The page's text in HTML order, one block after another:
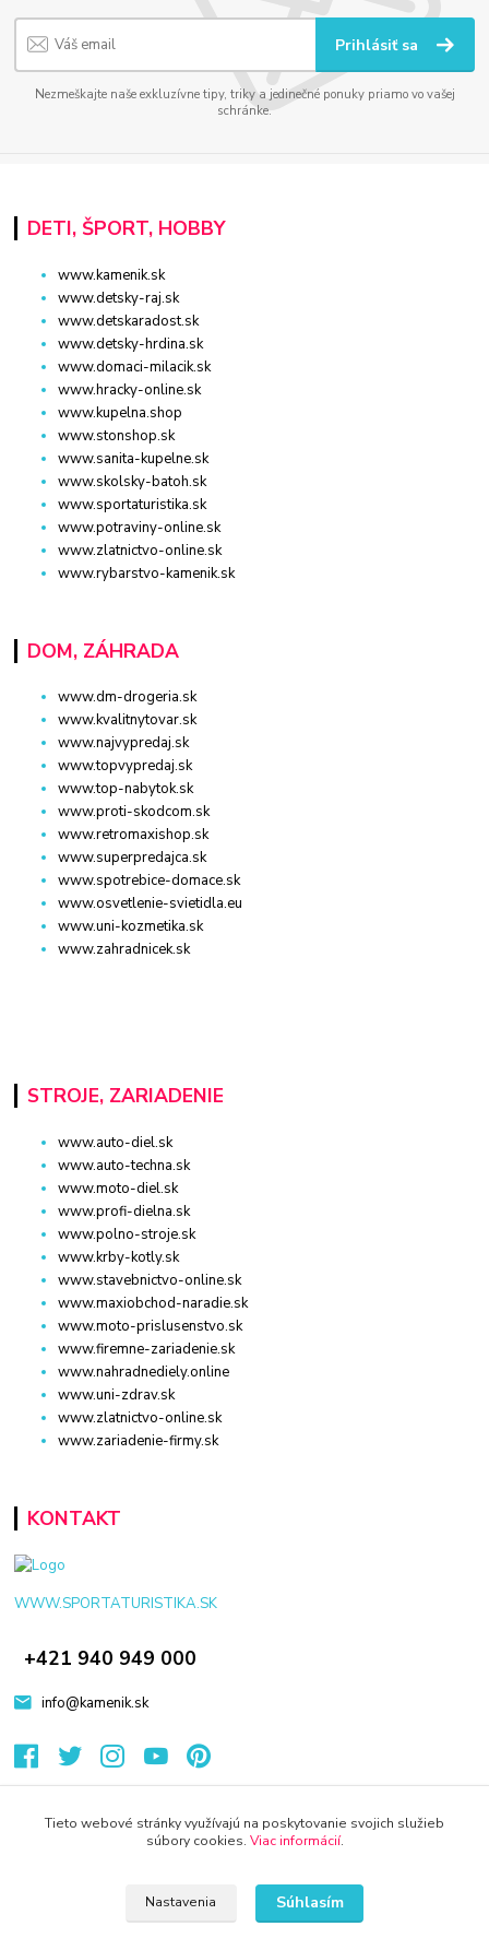
Prihlásiť sa
Nezmeškajte naše exkluzívne tipy, triky a jedinečné ponuky priamo vo vašej
schránke.
DETI, ŠPORT, HOBBY
www.kamenik.sk
www.detsky-raj.sk
www.detskaradost.sk
www.detsky-hrdina.sk
www.domaci-milacik.sk
www.hracky-online.sk
www.kupelna.shop
www.stonshop.sk
www.sanita-kupelne.sk
www.skolsky-batoh.sk
www.sportaturistika.sk
www.potraviny-online.sk
www.zlatnictvo-online.sk
www.rybarstvo-kamenik.sk
DOM, ZÁHRADA
www.dm-drogeria.sk
www.kvalitnytovar.sk
www.najvypredaj.sk
www.topvypredaj.sk
www.top-nabytok.sk
www.proti-skodcom.sk
www.retromaxishop.sk
www.superpredajca.sk
www.spotrebice-domace.sk
www.osvetlenie-svietidla.eu
www.uni-kozmetika.sk
www.zahradnicek.sk
STROJE, ZARIADENIE
www.auto-diel.sk
www.auto-techna.sk
www.moto-diel.sk
www.profi-dielna.sk
www.polno-stroje.sk
www.krby-kotly.sk
www.stavebnictvo-online.sk
www.maxiobchod-naradie.sk
www.moto-prislusenstvo.sk
www.firemne-zariadenie.sk
www.nahradnediely.online
www.uni-zdrav.sk
www.zlatnictvo-online.sk
www.zariadenie-firmy.sk
KONTAKT
WWW.SPORTATURISTIKA.SK
+421 940 949 000
info@kamenik.sk
Tieto webové stránky využívajú na poskytovanie svojich služieb
súbory cookies. Viac informácií.
Nastavenia Súhlasím